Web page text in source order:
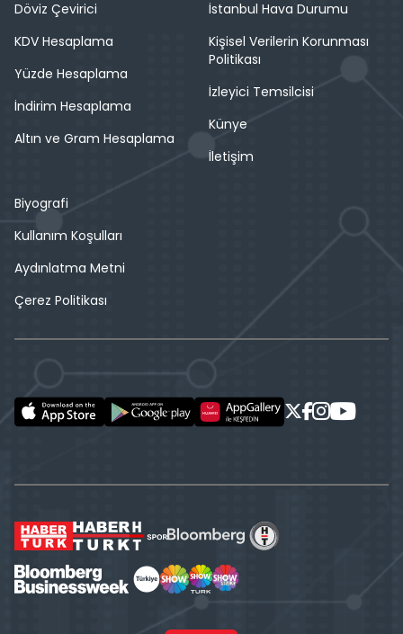
Döviz Çevirici
KDV Hesaplama
Yüzde Hesaplama
İndirim Hesaplama
Altın ve Gram Hesaplama
İstanbul Hava Durumu
Kişisel Verilerin Korunması
Politikası
İzleyici Temsilcisi
Künye
İletişim
Biyografi
Kullanım Koşulları
Aydınlatma Metni
Çerez Politikası